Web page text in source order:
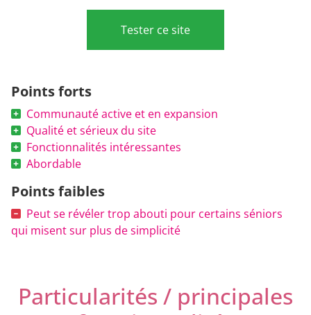
Points forts
Communauté active et en expansion
Qualité et sérieux du site
Fonctionnalités intéressantes
Abordable
Points faibles
Peut se révéler trop abouti pour certains séniors
qui misent sur plus de simplicité
Tester ce site
Particularités / principales